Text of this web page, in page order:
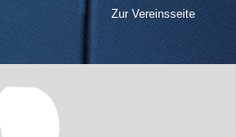
Zur Vereinsseite